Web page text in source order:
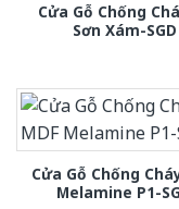
Cửa Gỗ Chống
Sơn Xám-SGD
Cửa Gỗ Chống
Melamine P1-